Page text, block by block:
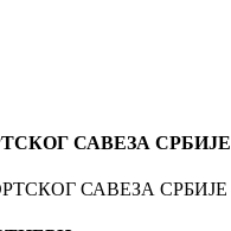
САВЕЗА СРБИЈЕ